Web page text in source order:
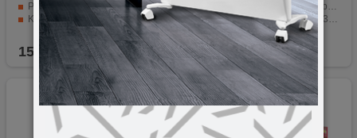
Per-tipka RGB osvjetljenje s Aura Sync podrškom
Kompaktni 97-tipični layout za više prostora za miš
Silikonsko brtvljenje i pjena za smanjenje buke i
159,90 KM
AI Short Key za brzi pristup pomoćnim alatima
Mogućnost uparivanja s do 3 uređaja
Dugotrajna baterija do 2 godine
239,00 KM